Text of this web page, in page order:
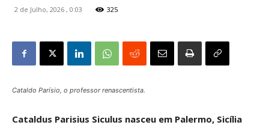
2 de Julho, 2026 , 0:03 325
Cataldo Parísio, o professor renascentista.
Cataldus Parisius Siculus nasceu em Palermo, Sicília